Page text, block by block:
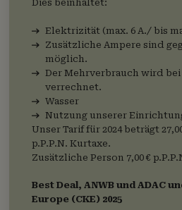
Dies beinhaltet:
Elektrizität (max. 6 A./ bis
Zusätzliche Ampere sind
möglich.
Der Mehrverbrauch wird bei
verrechnet.
Wasser
Nutzung unserer
Unser Tarif für 2024 beträgt
p.P.P.N. Kurtaxe.
Zusätzliche Person 7,00 €
Best Deal, ANWB und ADAC
Europe (CKE) 2025